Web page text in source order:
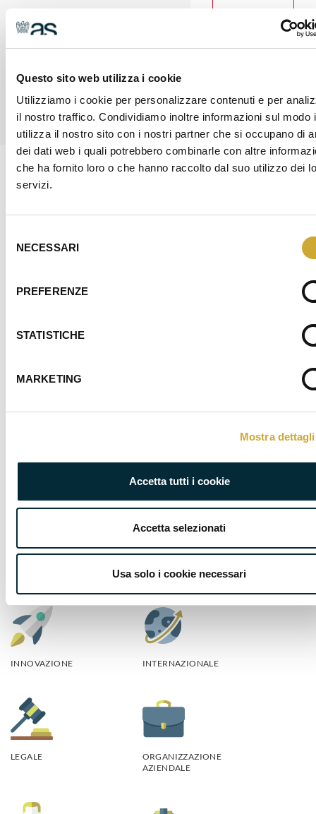
Questo sito web utilizza i cookie
Utilizziamo i cookie per personalizzare contenuti e per
il nostro traffico. Condividiamo inoltre informazioni sul modo
utilizza il nostro sito con i nostri partner che si occupano di
dei dati web i quali potrebbero combinarle con altre
che ha fornito loro o che hanno raccolto dal suo utilizzo dei
servizi.
delNECESSARI
PREFERENZE
STATISTICHE
MARKETING
Mostra dettagli
Accetta tutti i cookie
Accetta selezionati
Usa solo i cookie necessari
I NOSTRI SERVIZI
Ti sosteniamo attraverso un’ampia offerta di
delle normative proponendo soluzioni efficaci con un
servizio di consulenza altamente qualificato.
collaboratori esterni
FISCO
ENERGIA E
INNOVAZIONE INTERNAZIONALE
LEGALE
ORGANIZZAZIONE
AZIENDALE